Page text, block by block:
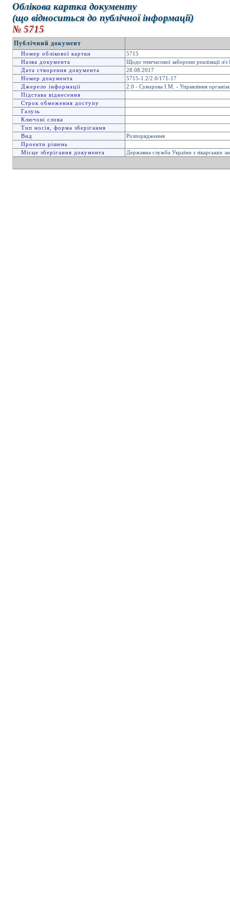
Облікова картка документу
(що відноситься до публічної інформації)
№ 5715
Публічний документ
Номер облікової картки
5715
Назва документа
Щодо тимчасової заборони реалізації
Дата створення документа
28.08.2017
Номер документа
5715-1.2/2.0/171-17
Джерело інформації
2.0 - Суворова І.М. - Управління
Підстава віднесення
Строк обмеження доступу
Галузь
Ключові слова
Тип носія, форма зберігання
Вид
Розпорядження
Проекти рішень
Місце зберігання документа
Державна служба України з лікарських